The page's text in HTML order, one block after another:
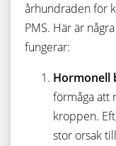
århundraden för
PMS. Här är
fungerar:
Hormonell
förmåga att
kroppen.
stor orsak